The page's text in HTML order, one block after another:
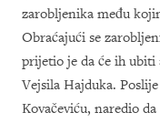
zarobljenika među
Obraćajući se
prijetio je da će ih ubiti
Vejsila Hajduka.
Kovačeviću, naredio